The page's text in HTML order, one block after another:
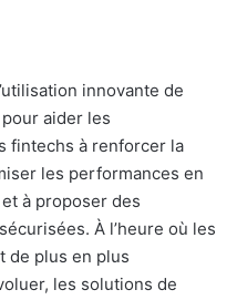
innovante de
aider les
fintechs à renforcer la
les performances en
et à proposer des
À l’heure où les
de plus en plus
les solutions de